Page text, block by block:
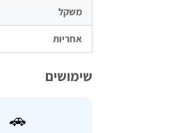
משקל
אחריות
שימושים
🚗